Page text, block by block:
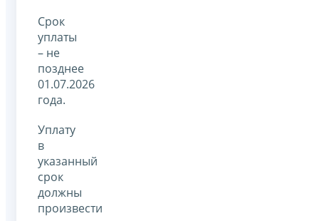
Срок
уплаты
– не
позднее
01.07.2026
года.
Уплату
в
указанный
срок
должны
произвести